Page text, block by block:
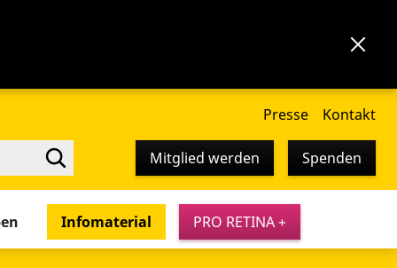
Presse Kontakt
Mitglied werden Spenden
Infomaterial PRO RETINA +